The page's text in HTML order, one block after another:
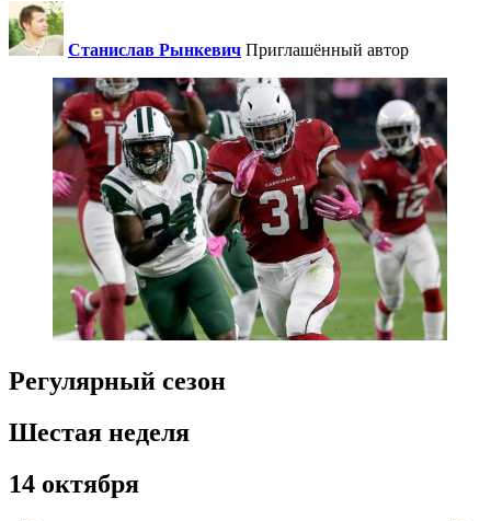
Станислав Рынкевич Приглашённый автор
Регулярный сезон
Шестая неделя
14 октября